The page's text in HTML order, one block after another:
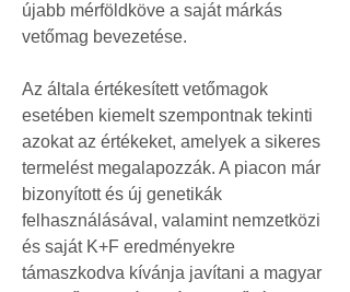
újabb mérföldköve a saját márkás
vetőmag bevezetése.
Az általa értékesített vetőmagok
esetében kiemelt szempontnak tekinti
azokat az értékeket, amelyek a sikeres
termelést megalapozzák. A piacon már
bizonyított és új genetikák
felhasználásával, valamint nemzetközi
és saját K+F eredményekre
támaszkodva kívánja javítani a magyar